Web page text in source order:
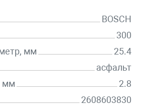
BOSCH
300
мм
25.4
асфальт
мм
2.8
2608603830